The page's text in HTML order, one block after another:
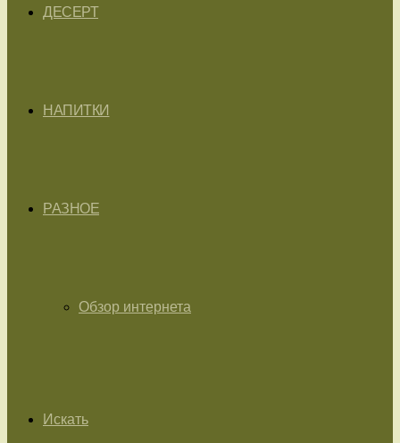
ДЕСЕРТ
НАПИТКИ
РАЗНОЕ
Обзор интернета
Искать